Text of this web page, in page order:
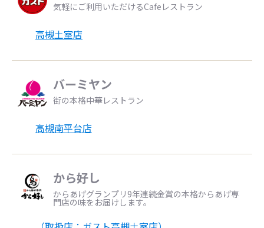
気軽にご利用いただけるCafeレストラン
高槻土室店
バーミヤン
街の本格中華レストラン
高槻南平台店
から好し
からあげグランプリ9年連続金賞の本格からあげ専
門店の味をお届けします。